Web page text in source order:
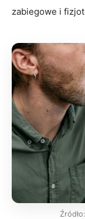
zabiegowe i